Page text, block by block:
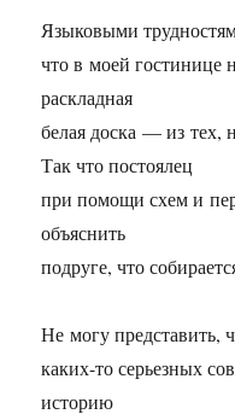
Языковыми
что в моей гостинице
раскладная
белая доска — из тех,
Так что постоялец
при помощи схем и
объяснить
подруге, что
Не могу представить,
каких-то серьезных
историю